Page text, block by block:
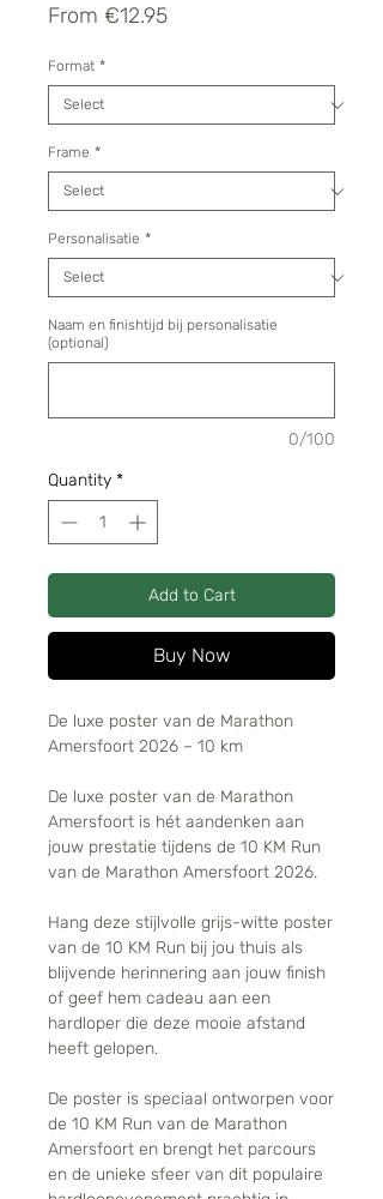
From €12.95Sale
Format *
Frame *
Personalisatie *
Naam en finishtijd bij personalisatie
(optional)
0/100
Quantity *
Add to Cart
Buy Now
De luxe poster van de Marathon
Amersfoort 2026 – 10 km
De luxe poster van de Marathon
Amersfoort is hét aandenken aan
jouw prestatie tijdens de 10 KM Run
van de Marathon Amersfoort 2026.
Hang deze stijlvolle grijs-witte poster
van de 10 KM Run bij jou thuis als
blijvende herinnering aan jouw finish
of geef hem cadeau aan een
hardloper die deze mooie afstand
heeft gelopen.
De poster is speciaal ontworpen voor
de 10 KM Run van de Marathon
Amersfoort en brengt het parcours
en de unieke sfeer van dit populaire